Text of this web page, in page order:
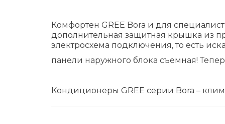
Комфортен GREE Bora и для
дополнительная защитная крышка из
электросхема подключения, то есть
панели наружного блока съемная!
Кондиционеры GREE серии Bora –